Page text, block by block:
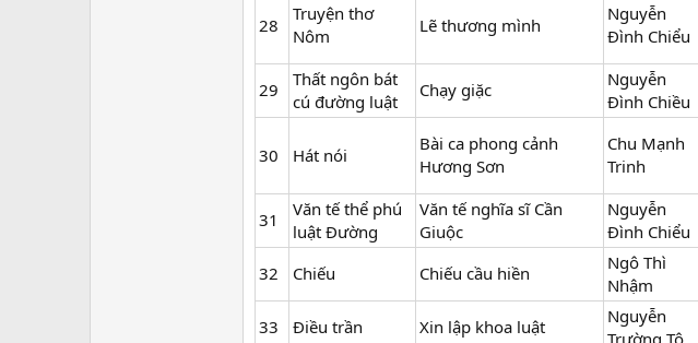
28
Truyện thơ
Nôm
Lẽ thương mình
Nguyễn
Đình Chiểu
29
Thất ngôn bát
cú đường luật
Chạy giặc
Nguyễn
Đình Chiều
30 Hát nói
Bài ca phong cảnh
Hương Sơn
Chu Mạnh
Trinh
31
Văn tế thể phú
luật Đường
Văn tế nghĩa sĩ Cần
Giuộc
Nguyễn
Đình Chiểu
32 Chiếu Chiếu cầu hiền
Ngô Thì
Nhậm
33 Điều trần Xin lập khoa luật
Nguyễn
Trường Tộ